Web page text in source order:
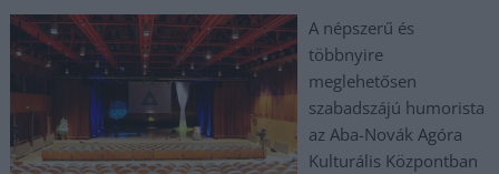
A népszerű és
többnyire
meglehetősen
szabadszájú humorista
az Aba-Novák Agóra
Kulturális Központban